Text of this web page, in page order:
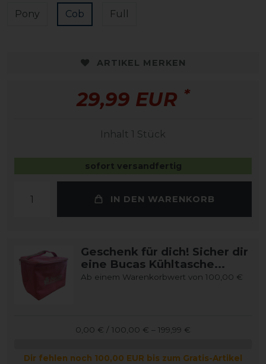
Pony Cob Full
ARTIKEL MERKEN
29,99 EUR *
Inhalt 1 Stück
sofort versandfertig
IN DEN WARENKORB
Geschenk für dich! Sicher dir
eine Bucas Kühltasche...
Ab einem Warenkorbwert von 100,00 €
0,00 € / 100,00 € – 199,99 €
Dir fehlen noch 100,00 EUR bis zum Gratis-Artikel